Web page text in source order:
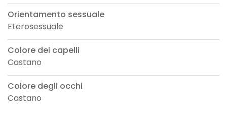
Orientamento sessuale
Eterosessuale
Colore dei capelli
Castano
Colore degli occhi
Castano